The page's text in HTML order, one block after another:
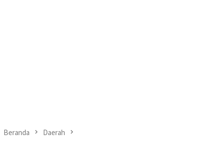
Beranda Daerah